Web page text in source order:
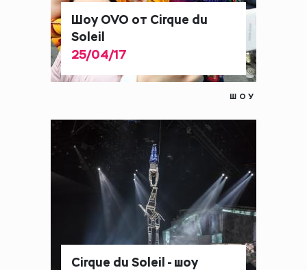
Шоу OVO от Cirque du
Soleil
25/04/17
ШОУ
Cirque du Soleil - шоу